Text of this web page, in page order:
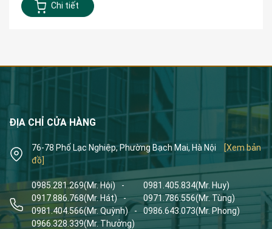
Chi tiết
ĐỊA CHỈ CỬA HÀNG
76-78 Phố Lạc Nghiệp, Phường Bạch Mai, Hà Nội
[Xem bản
đồ]
0985.281.269(Mr. Hội) - 0981.405.834(Mr. Huy)
0917.886.768(Mr. Hát) - 0971.786.556(Mr. Tùng)
0981.404.566(Mr. Quỳnh) - 0986.643.073(Mr. Phong)
0966.328.339(Mr. Thưởng)